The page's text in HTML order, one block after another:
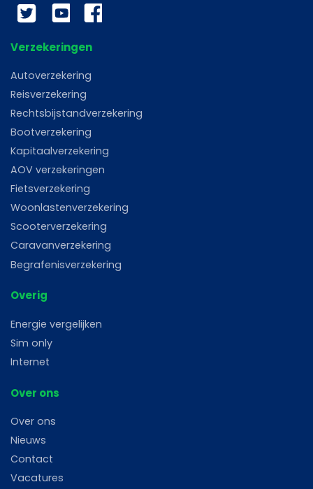
Twitter YouTube
Verzekeringen
Autoverzekering
Reisverzekering
Rechtsbijstandverzekering
Bootverzekering
Kapitaalverzekering
AOV verzekeringen
Fietsverzekering
Woonlastenverzekering
Scooterverzekering
Caravanverzekering
Begrafenisverzekering
Overig
Energie vergelijken
Sim only
Internet
Over ons
Over ons
Nieuws
Contact
Vacatures